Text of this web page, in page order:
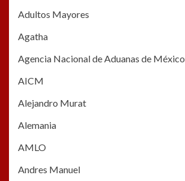
Adultos Mayores
Agatha
Agencia Nacional de Aduanas de México
AICM
Alejandro Murat
Alemania
AMLO
Andres Manuel